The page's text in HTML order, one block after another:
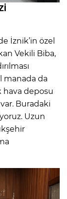
İznik’in özel
Vekili Biba,
manada da
hava deposu
Buradaki
Uzun